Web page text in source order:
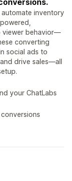
inventory
viewer behavior—
converting
social ads to
drive sales—all
your ChatLabs